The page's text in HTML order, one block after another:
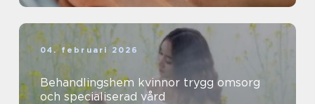
04. februari 2026
Behandlingshem kvinnor trygg omsorg
och specialiserad vård